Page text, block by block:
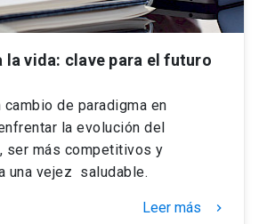
la vida: clave para el futuro
de paradigma en
la evolución del
ser más competitivos y
una vejez saludable.
Leer más keyboard_arrow_right